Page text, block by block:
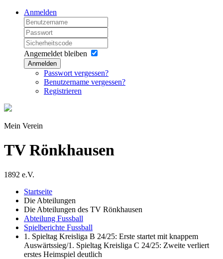
Anmelden
Angemeldet bleiben
Anmelden
Passwort vergessen?
Benutzername vergessen?
Registrieren
Mein Verein
TV Rönkhausen
1892 e.V.
Startseite
Die Abteilungen
Die Abteilungen des TV Rönkhausen
Abteilung Fussball
Spielberichte Fussball
1. Spieltag Kreisliga B 24/25: Erste startet mit knappem
Auswärtssieg/1. Spieltag Kreisliga C 24/25: Zweite verliert
erstes Heimspiel deutlich